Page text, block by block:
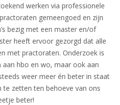
werken via professionele
gemeengoed en zijn
bezig met een master en/of
heeft ervoor gezorgd dat alle
met practoraten. Onderzoek is
hbo en wo, maar ook aan
weer meer én beter in staat
zetten ten behoeve van ons
beter!